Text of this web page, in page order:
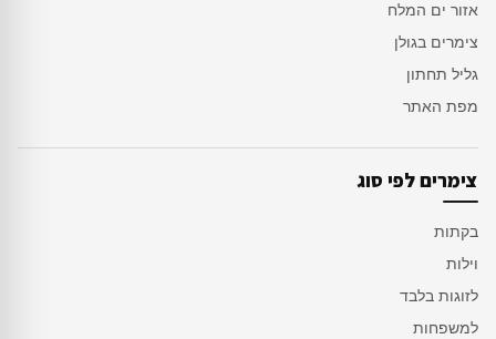
אזור ים המלח
צימרים בגולן
גליל תחתון
מפת האתר
צימרים לפי סוג
בקתות
וילות
לזוגות בלבד
למשפחות